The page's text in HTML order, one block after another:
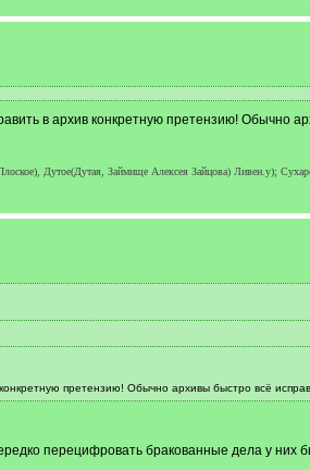
в архив конкретную претензию! Обычно
Дутое(Дутая, Займище Алексея Зайцова) Ливен.у);
претензию! Обычно архивы быстро всё
перецифровать бракованные дела у них